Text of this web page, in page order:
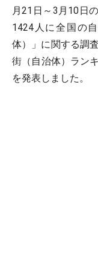
月21日～3月10日
1424人に全国の
体）」に関する調
街（自治体）ラン
を発表しました。